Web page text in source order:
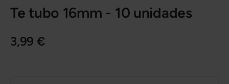
Te tubo 16mm - 10 unidades
3,99 €